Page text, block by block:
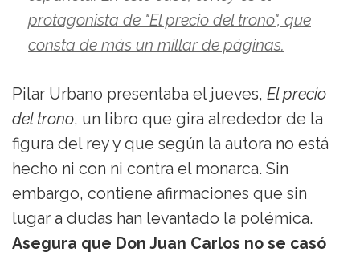
protagonista de "El precio del trono", que
consta de más un millar de páginas.
Pilar Urbano presentaba el jueves, El precio
del trono, un libro que gira alrededor de la
figura del rey y que según la autora no está
hecho ni con ni contra el monarca. Sin
embargo, contiene afirmaciones que sin
lugar a dudas han levantado la polémica.
Asegura que Don Juan Carlos no se casó